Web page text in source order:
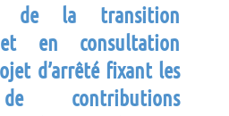
de la transition
en consultation
d’arrêté fixant les
contributions